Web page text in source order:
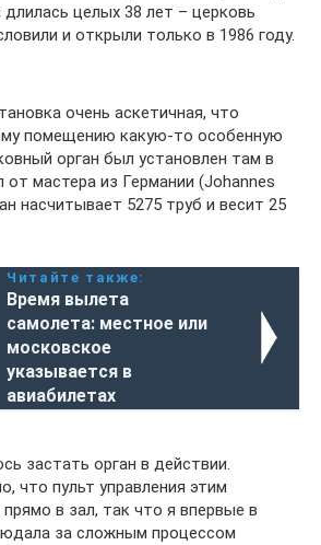
длилась целых 38 лет – церковь
и открыли только в 1986 году.
очень аскетичная, что
помещению какую-то особенную
орган был установлен там в
от мастера из Германии (Johannes
насчитывает 5275 труб и весит 25
Читайте также:
Время вылета
самолета: местное или
московское
указывается в
авиабилетах
застать орган в действии.
что пульт управления этим
в зал, так что я впервые в
за сложным процессом